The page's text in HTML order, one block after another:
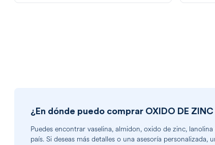
¿En dónde puedo comprar OXIDO DE
Puedes encontrar vaselina, almidon, oxido de zinc, lanolina
país. Si deseas más detalles o una asesoría